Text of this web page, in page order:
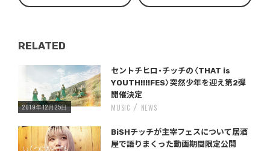
RELATED
Warning : Undefined variable $post_id in
/home/storywriter/storywriter.tokyo/public_html/wp-content/themes/StoryWriter/single.phpon line242
セントチヒロ・チッチの〈THAT is
YOUTH!!!!FES〉突然少年を迎え第2弾
開催決定
2019年12月25日
MUSIC NEWS
Warning : Undefined variable $post_id in
/home/storywriter/storywriter.tokyo/public_html/wp-content/themes/StoryWriter/single.phpon line242
BiSHチッチが主宰フェスについて居酒
屋で語りまくった動画期間限定公開